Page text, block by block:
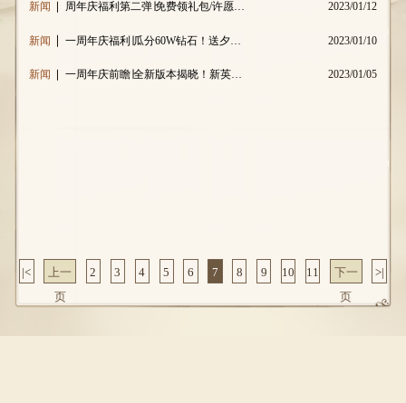
2023/01/12
新闻 周年庆福利第二弹∣免费领礼包/许愿送新英雄
2023/01/10
新闻 一周年庆福利∣瓜分60W钻石！送夕瑶和特定召唤契约
2023/01/05
新闻 一周年庆前瞻∣全新版本揭晓！新英雄新时装爆料！
|<
上一
页
2 3 4 5 6 7 8 9 10 11
下一
页
>|